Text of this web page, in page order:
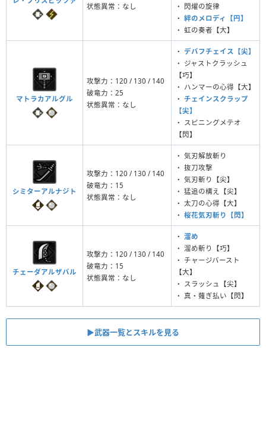
状態異常：なし
・ 閃燿の旋律
・ 絆のメロディ【円】
・ 虹の奏者【大】
マトラカアルグル
攻撃力：120 / 130 / 140
破竜力：25
状態異常：なし
・ デバフチェイス【尖】
・ ジャストクラッシュ
【巧】
・ ハンマーの心得【大】
・ チェインスクラップ
【尖】
・ スピニングメテオ
【閃】
シミターアルナジト
攻撃力：120 / 130 / 140
破竜力：15
状態異常：なし
・ 気刃解放斬り
・ 抜刀攻撃
・ 気刃斬り【尖】
・ 猛追の構え【尖】
・ 太刀の心得【大】
・ 桜花気刃斬り【閃】
チェーダアルザバル
攻撃力：120 / 130 / 140
破竜力：15
状態異常：なし
・ 溜め
・ 溜め斬り【巧】
・ チャージバースト
【大】
・ スラッシュ【尖】
・ 真・薙ぎ払い【閃】
▶︎武器一覧とスキルを見る